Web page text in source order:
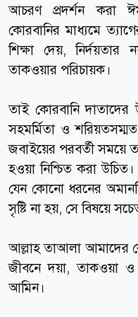
আচরণ প্রদর্শন করা
কোরবানির মাধ্যমে
শিক্ষা দেয়,
তাকওয়ার পরিচায়ক।
তাই কোরবানি দাতাদের
সহমর্মিতা ও
জবাইয়ের পরবর্তী সময়ে
হওয়া নিশ্চিত করা উচিত।
যেন কোনো ধরনের
সৃষ্টি না হয়, সে বিষয়ে
আল্লাহ তাআলা আমাদের
জীবনে দয়া, তাকওয়া ও
আমিন।